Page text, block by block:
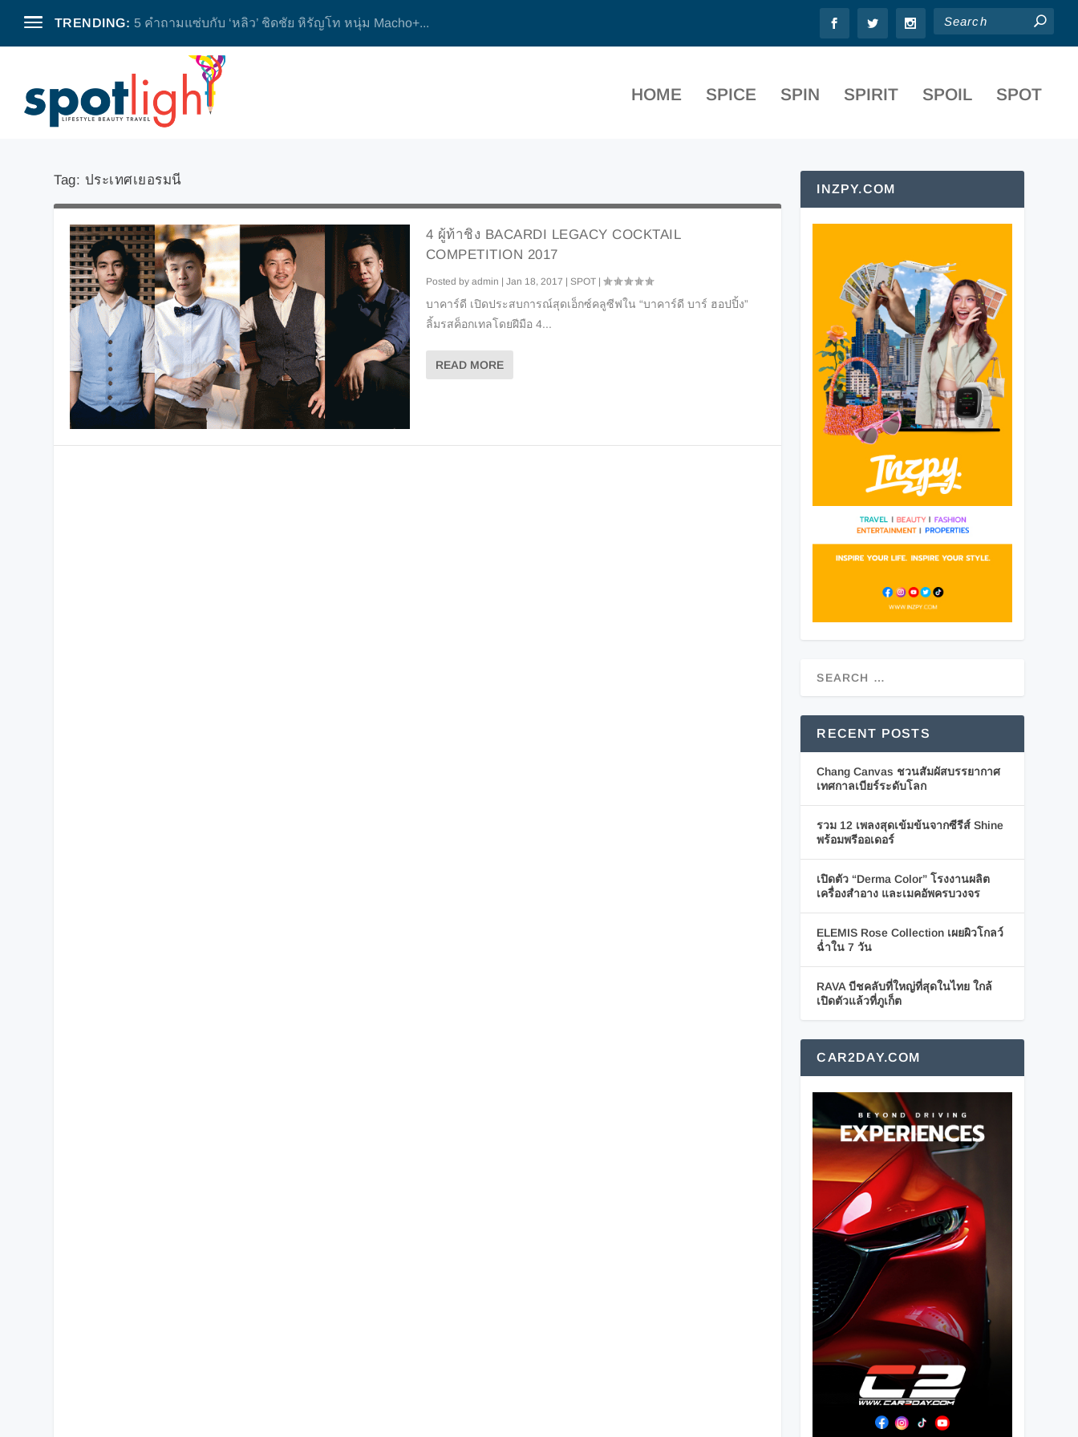
TRENDING: 5 คำถามแซ่บกับ ‘หลิว’ ชิดชัย หิรัญโท หนุ่ม Macho+...
HOME SPICE SPIN SPIRIT SPOIL SPOT
Tag: ประเทศเยอรมนี
4 ผู้ท้าชิง BACARDI LEGACY COCKTAIL
COMPETITION 2017
Posted by admin | Jan 18, 2017 | SPOT|
บาคาร์ดี เปิดประสบการณ์สุดเอ็กซ์คลูซีฟใน “บาคาร์ดี บาร์ ฮอปปิ้ง”
ลิ้มรสค็อกเทลโดยฝีมือ 4...
READ MORE
INZPY.COM
RECENT POSTS
Chang Canvas ชวนสัมผัสบรรยากาศ
เทศกาลเบียร์ระดับโลก
รวม 12 เพลงสุดเข้มข้นจากซีรีส์ Shine
พร้อมพรีออเดอร์
เปิดตัว “Derma Color” โรงงานผลิต
เครื่องสำอาง และเมคอัพครบวงจร
ELEMIS Rose Collection เผยผิวโกลว์
ฉ่ำใน 7 วัน
RAVA บีชคลับที่ใหญ่ที่สุดในไทย ใกล้
เปิดตัวแล้วที่ภูเก็ต
CAR2DAY.COM